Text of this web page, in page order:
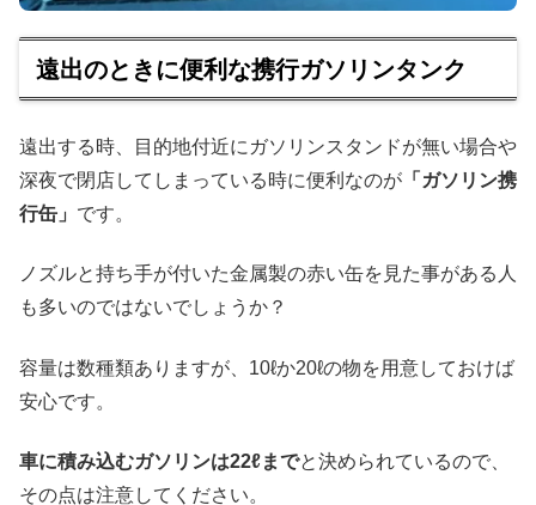
遠出のときに便利な携行ガソリンタンク
遠出する時、目的地付近にガソリンスタンドが無い場合や
深夜で閉店してしまっている時に便利なのが 「ガソリン携
行缶」 です。
ノズルと持ち手が付いた金属製の赤い缶を見た事がある人
も多いのではないでしょうか？
容量は数種類ありますが、10ℓか20ℓの物を用意しておけば
安心です。
車に積み込むガソリンは22ℓまでと決められているので、
その点は注意してください。